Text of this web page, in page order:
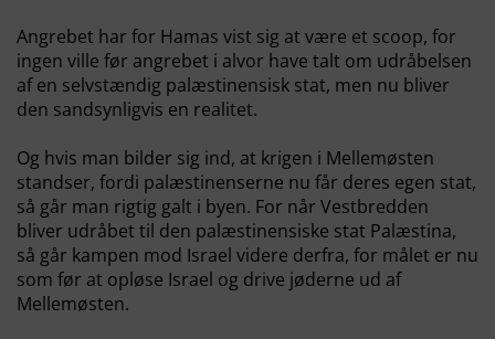
Angrebet har for Hamas vist sig at være et scoop, for
ingen ville før angrebet i alvor have talt om udråbelsen
af en selvstændig palæstinensisk stat, men nu bliver
den sandsynligvis en realitet.
Og hvis man bilder sig ind, at krigen i Mellemøsten
standser, fordi palæstinenserne nu får deres egen stat,
så går man rigtig galt i byen. For når Vestbredden
bliver udråbet til den palæstinensiske stat Palæstina,
så går kampen mod Israel videre derfra, for målet er nu
som før at opløse Israel og drive jøderne ud af
Mellemøsten.